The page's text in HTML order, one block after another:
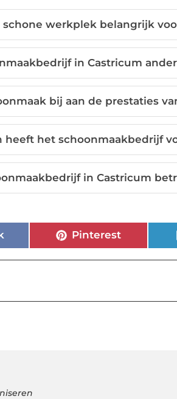
schone werkplek belangrijk
in Castricum
bij aan de prestaties
heeft het schoonmaakbedrijf
in Castricum
Pinterest